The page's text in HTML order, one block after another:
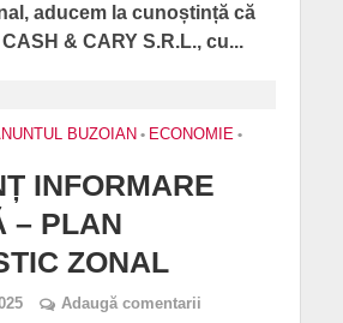
aducem la cunoștință că
& CARY S.R.L., cu...
BUZOIAN • ECONOMIE •
INFORMARE
– PLAN
ZONAL
Adaugă comentarii